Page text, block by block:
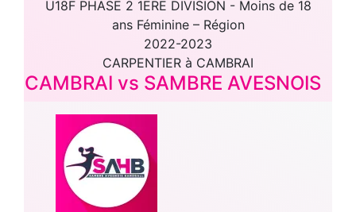
U18F PHASE 2 1ERE DIVISION - Moins de 18
ans Féminine – Région
2022-2023
CARPENTIER à CAMBRAI
CAMBRAI vs SAMBRE AVESNOIS